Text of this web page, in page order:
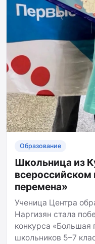
Образование
Школьница из
всероссийском
перемена»
Ученица Центра
Наргизян стала
конкурса «Большая
школьников 5–7